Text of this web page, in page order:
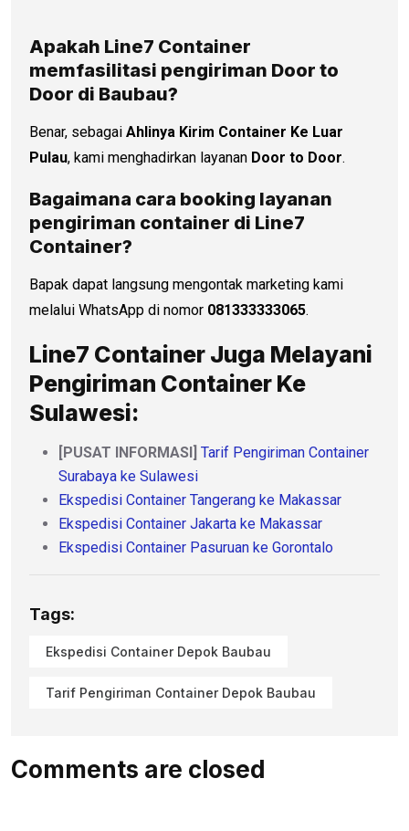
Apakah Line7 Container
memfasilitasi pengiriman Door to
Door di Baubau?
Benar, sebagai Ahlinya Kirim Container Ke Luar
Pulau, kami menghadirkan layanan Door to Door.
Bagaimana cara booking layanan
pengiriman container di Line7
Container?
Bapak dapat langsung mengontak marketing kami
melalui WhatsApp di nomor 081333333065.
Line7 Container Juga Melayani
Pengiriman Container Ke
Sulawesi:
[PUSAT INFORMASI]
Tarif Pengiriman Container
Surabaya ke Sulawesi
Ekspedisi Container Tangerang ke Makassar
Ekspedisi Container Jakarta ke Makassar
Ekspedisi Container Pasuruan ke Gorontalo
Tags:
Ekspedisi Container Depok Baubau
Tarif Pengiriman Container Depok Baubau
Comments are closed